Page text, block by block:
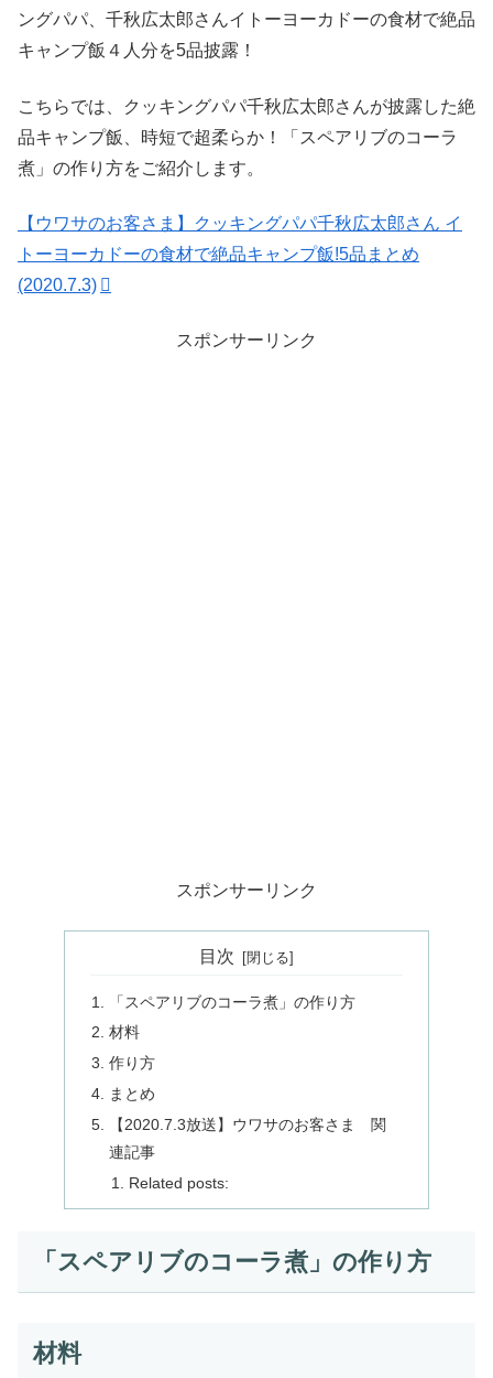
ングパパ、千秋広太郎さんイトーヨーカドーの食材で絶品
キャンプ飯４人分を5品披露！
こちらでは、クッキングパパ千秋広太郎さんが披露した絶
品キャンプ飯、時短で超柔らか！「スペアリブのコーラ
煮」の作り方をご紹介します。
【ウワサのお客さま】クッキングパパ千秋広太郎さん イ
トーヨーカドーの食材で絶品キャンプ飯!5品まとめ
(2020.7.3)
スポンサーリンク
スポンサーリンク
目次
「スペアリブのコーラ煮」の作り方
材料
作り方
まとめ
【2020.7.3放送】ウワサのお客さま 関
連記事
Related posts:
「スペアリブのコーラ煮」の作り方
材料